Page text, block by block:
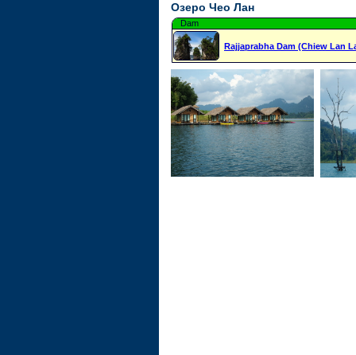
Озеро Чео Лан
Dam
Rajjaprabha Dam (Chiew Lan